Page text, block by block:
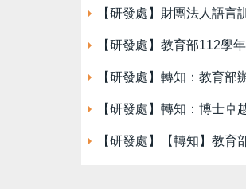
【研發處】財團法人語言
【研發處】教育部112學
【研發處】轉知：教育
【研發處】轉知：博士
【研發處】【轉知】教